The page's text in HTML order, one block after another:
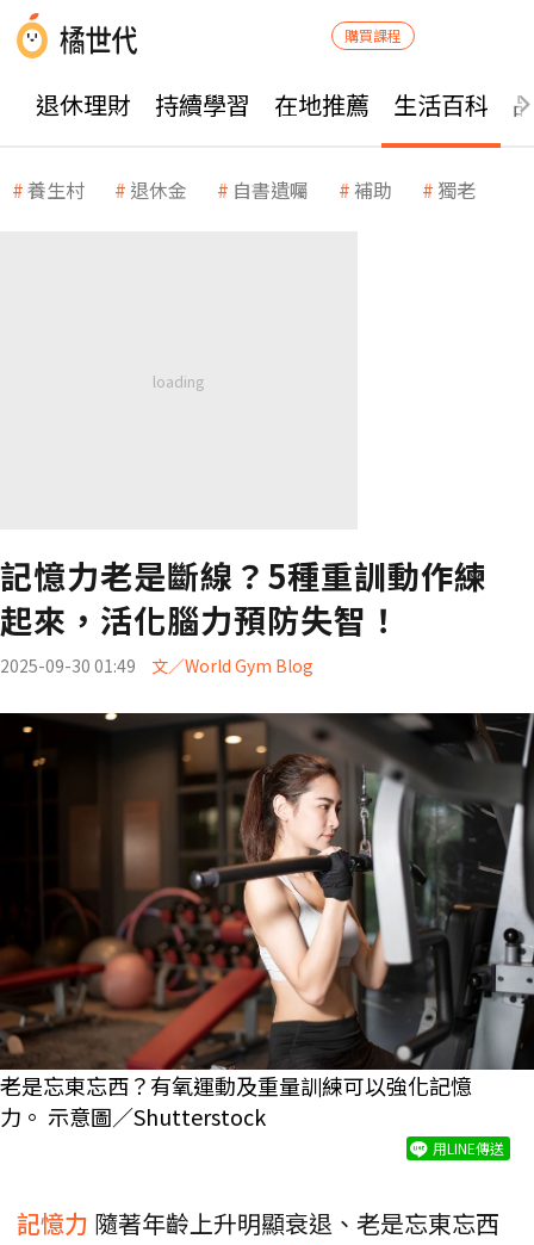
購買課程
退休理財 持續學習 在地推薦 生活百科
養生村 退休金 自書遺囑 補助 獨老
記憶力老是斷線？5種重訓動作練
起來，活化腦力預防失智！
2025-09-30 01:49 文／World Gym Blog
老是忘東忘西？有氧運動及重量訓練可以強化記憶
力。 示意圖／Shutterstock
用LINE傳送
記憶力 隨著年齡上升明顯衰退、老是忘東忘西